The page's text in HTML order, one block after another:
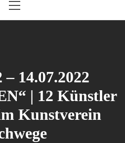
Menu
– 14.07.2022
| 12 Künstler
Kunstverein